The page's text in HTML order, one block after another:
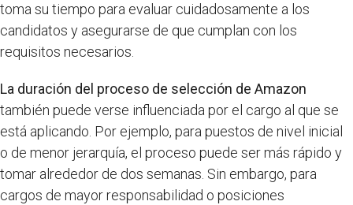
toma su tiempo para evaluar cuidadosamente a los
candidatos y asegurarse de que cumplan con los
requisitos necesarios.
La duración del proceso de selección de Amazon
también puede verse influenciada por el cargo al que se
está aplicando. Por ejemplo, para puestos de nivel inicial
o de menor jerarquía, el proceso puede ser más rápido y
tomar alrededor de dos semanas. Sin embargo, para
cargos de mayor responsabilidad o posiciones